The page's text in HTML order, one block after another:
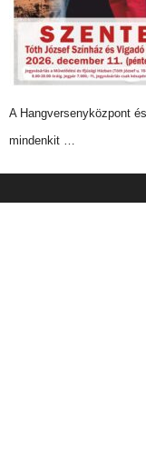
A Hangversenyközpont
mindenkit …